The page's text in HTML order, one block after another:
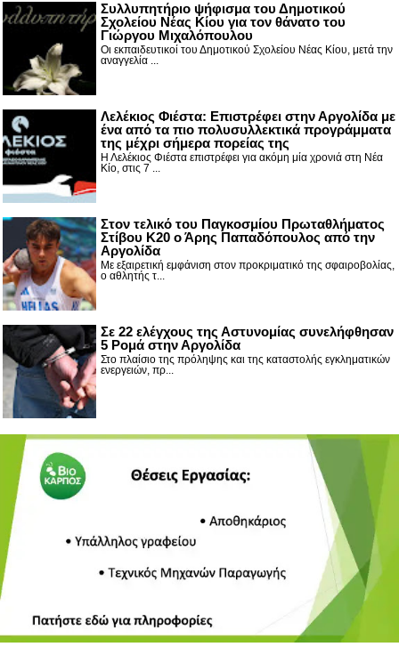
Συλλυπητήριο ψήφισμα του Δημοτικού
Σχολείου Νέας Κίου για τον θάνατο του
Γιώργου Μιχαλόπουλου
Οι εκπαιδευτικοί του Δημοτικού Σχολείου Νέας Κίου, μετά την
αναγγελία ...
Λελέκιος Φιέστα: Επιστρέφει στην Αργολίδα με
ένα από τα πιο πολυσυλλεκτικά προγράμματα
της μέχρι σήμερα πορείας της
Η Λελέκιος Φιέστα επιστρέφει για ακόμη μία χρονιά στη Νέα
Κίο, στις 7 ...
Στον τελικό του Παγκοσμίου Πρωταθλήματος
Στίβου Κ20 ο Άρης Παπαδόπουλος από την
Αργολίδα
Με εξαιρετική εμφάνιση στον προκριματικό της σφαιροβολίας,
ο αθλητής τ...
Σε 22 ελέγχους της Αστυνομίας συνελήφθησαν
5 Ρομά στην Αργολίδα
Στο πλαίσιο της πρόληψης και της καταστολής εγκληματικών
ενεργειών, πρ...